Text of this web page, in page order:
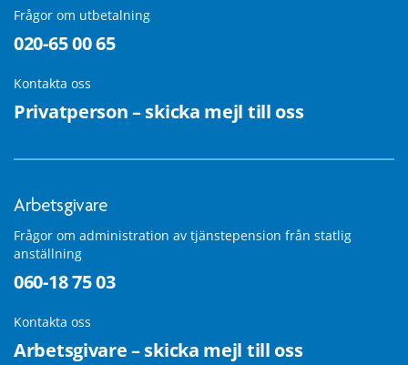
Frågor om utbetalning
020-65 00 65
Kontakta oss
Privatperson – skicka mejl till oss
Arbetsgivare
Frågor om administration av tjänstepension från statlig
anställning
060-18 75 03
Kontakta oss
Arbetsgivare – skicka mejl till oss